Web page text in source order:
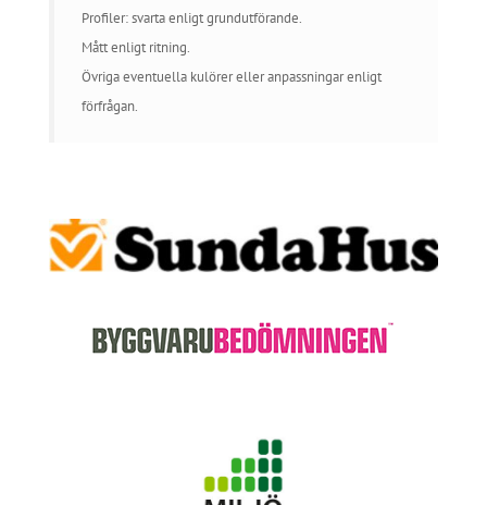
Profiler: svarta enligt grundutförande.
Mått enligt ritning.
Övriga eventuella kulörer eller anpassningar enligt
förfrågan.